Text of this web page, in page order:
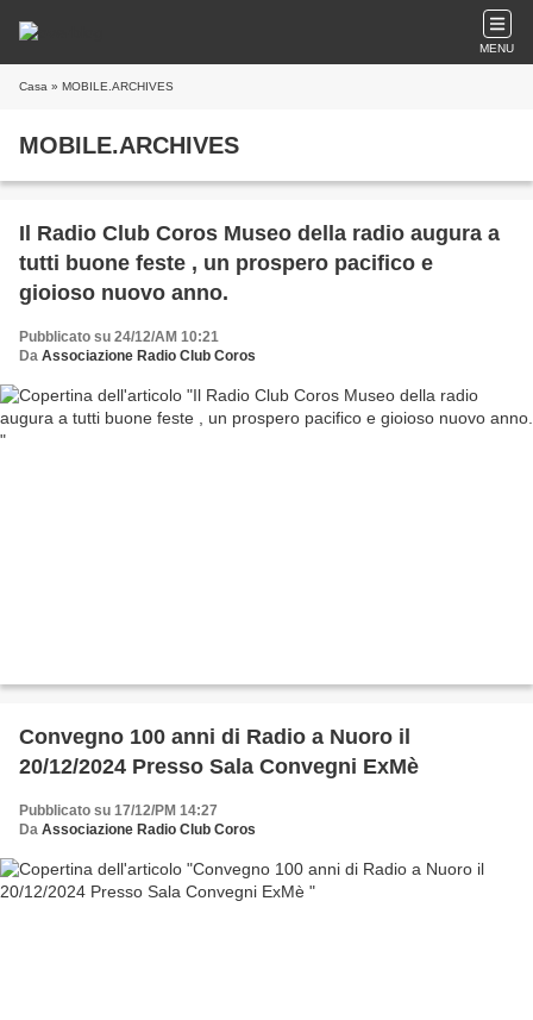
MENU
Casa » MOBILE.ARCHIVES
MOBILE.ARCHIVES
Il Radio Club Coros Museo della radio augura a
tutti buone feste , un prospero pacifico e
gioioso nuovo anno.
Pubblicato su 24/12/AM 10:21
Da Associazione Radio Club Coros
Convegno 100 anni di Radio a Nuoro il
20/12/2024 Presso Sala Convegni ExMè
Pubblicato su 17/12/PM 14:27
Da Associazione Radio Club Coros